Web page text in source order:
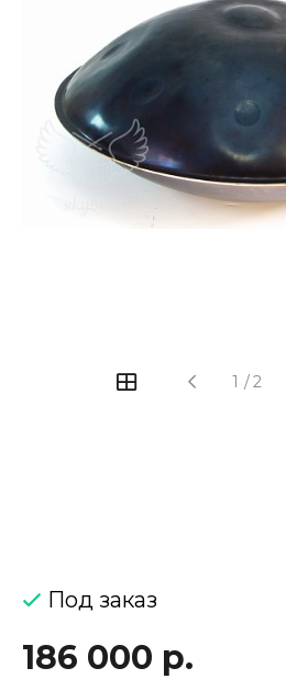
1 /2
Под заказ
186 000 р.